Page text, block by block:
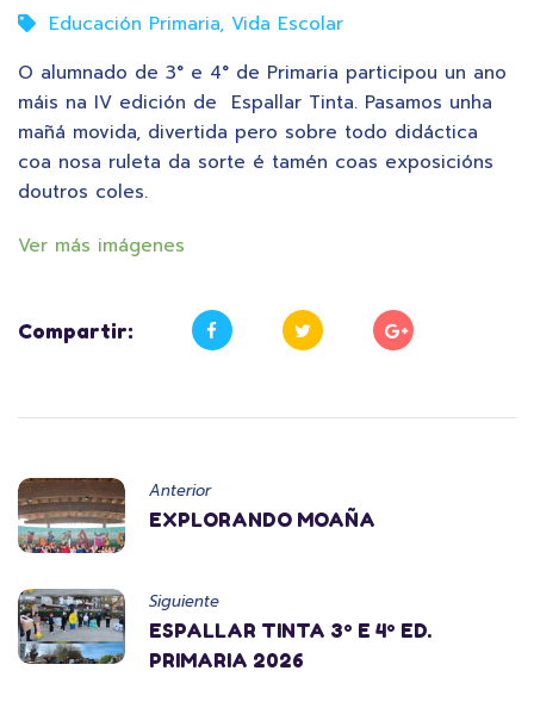
Educación Primaria, Vida Escolar
O alumnado de 3° e 4° de Primaria participou un ano
máis na IV edición de Espallar Tinta. Pasamos unha
mañá movida, divertida pero sobre todo didáctica
coa nosa ruleta da sorte é tamén coas exposicións
doutros coles.
Ver más imágenes
Compartir:
Anterior
EXPLORANDO MOAÑA
Siguiente
ESPALLAR TINTA 3º E 4º ED.
PRIMARIA 2026